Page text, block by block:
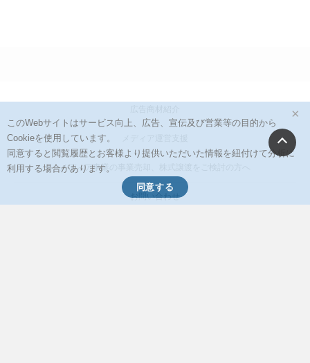
メディア事業の事業売却、株式譲渡をご検討の方へ
お問い合わせ
このWebサイトはサービス向上、広告、宣伝及び営業等の目的から
Cookieを使用しています。
同意すると閲覧履歴とお客様より提供いただいた情報を紐付けて分析に
利用する場合があります。
同意する
×